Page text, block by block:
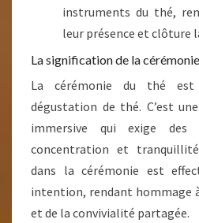
instruments du thé,
leur présence et clôture
La signification de la
La cérémonie du thé est
dégustation de thé. C’est
immersive qui exige des
concentration et
dans la cérémonie est
intention, rendant hommage
et de la convivialité partagée.